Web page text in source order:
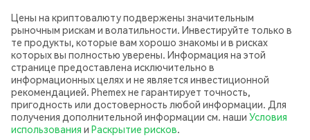
Цены на криптовалюту подвержены значительным
рыночным рискам и волатильности. Инвестируйте только в
те продукты, которые вам хорошо знакомы и в рисках
которых вы полностью уверены. Информация на этой
странице предоставлена исключительно в
информационных целях и не является инвестиционной
рекомендацией. Phemex не гарантирует точность,
пригодность или достоверность любой информации. Для
получения дополнительной информации см. наши Условия
использования и Раскрытие рисков.